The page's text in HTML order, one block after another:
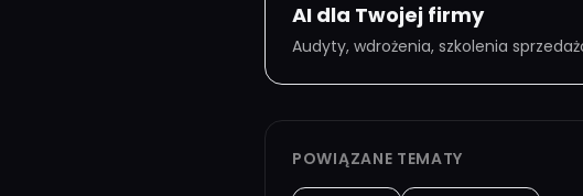
AI dla Twojej firmy
Audyty, wdrożenia, szkolenia
POWIĄZANE TEMATY